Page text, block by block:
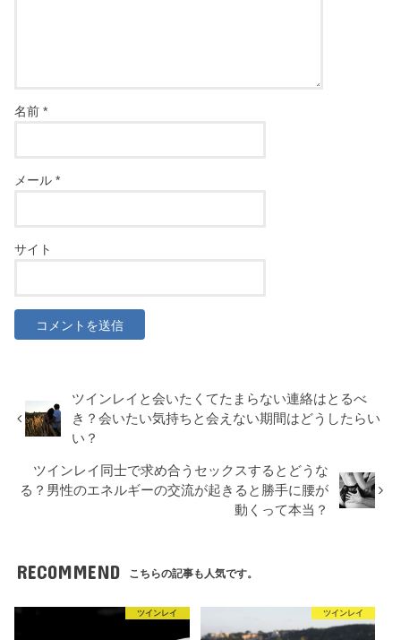
名前*
メール*
サイト
ツインレイと会いたくてたまらない連絡はとるべ
き？会いたい気持ちと会えない期間はどうしたらい
い？
ツインレイ同士で求め合うセックスするとどうな
る？男性のエネルギーの交流が起きると勝手に腰が
動くって本当？
RECOMMEND こちらの記事も人気です。
ツインレイ ツインレイ